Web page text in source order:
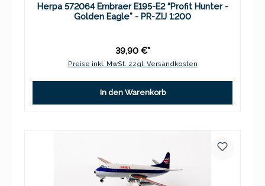
Herpa 572064 Embraer E195-E2 “Profit Hunter -
Golden Eagle” - PR-ZIJ 1:200
39,90 €*
Preise inkl. MwSt. zzgl. Versandkosten
In den Warenkorb